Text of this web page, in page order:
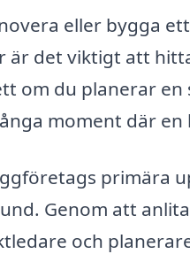
eller bygga
är det viktigt att
om du planerar
moment där
primära
Genom att
och